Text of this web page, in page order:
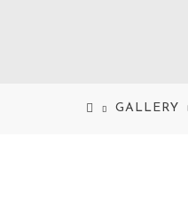
GALLERY